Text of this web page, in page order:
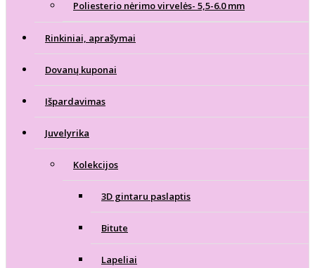
Poliesterio nėrimo virvelės- 5,5-6.0 mm
Rinkiniai, aprašymai
Dovanų kuponai
Išpardavimas
Juvelyrika
Kolekcijos
3D gintaru paslaptis
Bitute
Lapeliai